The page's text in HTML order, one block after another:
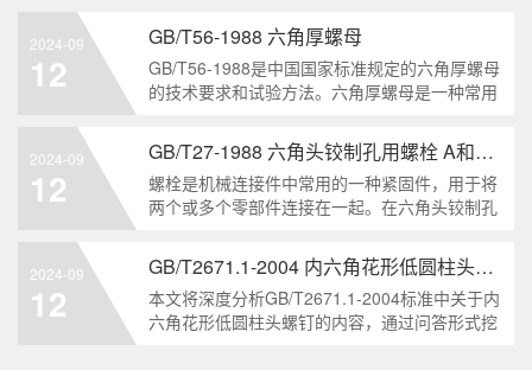
两个方面，对GB/T5786-2000标准下的六角头螺
栓 细牙 全螺纹进行深度分析和知识挖掘。什么
是GB/T57
2024-09
12
GB/T56-1988 六角厚螺母
GB/T56-1988是中国国家标准规定的六角厚螺母
的技术要求和试验方法。六角厚螺母是一种常用
用于需要更大的力矩和耐久性的紧固装配。六角
厚螺母的材料和制造工艺六角厚螺母通常由低碳
钢、中碳钢或合金钢
2024-09
12
GB/T27-1988 六角头铰制孔用螺栓 A和B级
螺栓是机械连接件中常用的一种紧固件，用于将
两个或多个零部件连接在一起。在六角头铰制孔
级和B级两种。下面我们来分析一下这两种级别
的螺栓有哪些区别。1. A级和B级的定义和标准
有什么不同?A级和B级是
2024-09
12
GB/T2671.1-2004 内六角花形低圆柱头螺钉
本文将深度分析GB/T2671.1-2004标准中关于内
六角花形低圆柱头螺钉的内容，通过问答形式挖